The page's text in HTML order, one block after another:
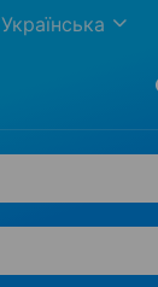
Українська